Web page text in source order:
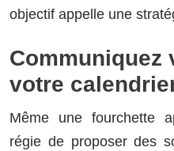
objectif appelle une
Communiquez
votre
Même une fourchette
régie de proposer des